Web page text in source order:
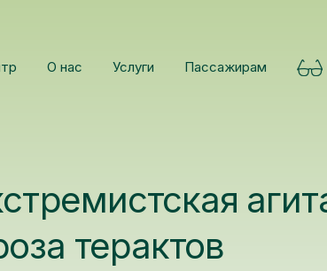
О нас Услуги Пассажирам
терактов